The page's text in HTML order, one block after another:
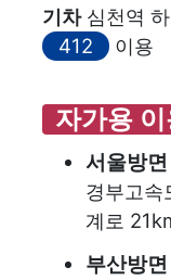
기차심천역
412
이용
자가용 이
서울방면
경부고
계로
부산방면